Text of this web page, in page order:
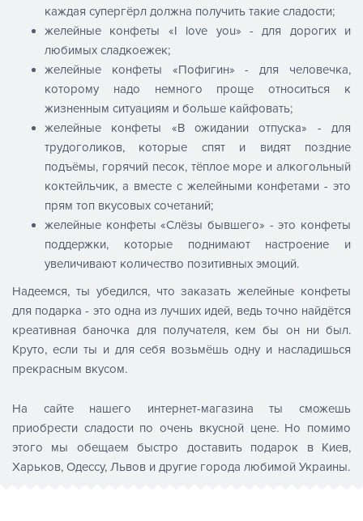
каждая супергёрл должна получить такие сладости;
желейные конфеты «I love you» - для дорогих и
любимых сладкоежек;
желейные конфеты «Пофигин» - для человечка,
которому надо немного проще относиться к
жизненным ситуациям и больше кайфовать;
желейные конфеты «В ожидании отпуска» - для
трудоголиков, которые спят и видят поздние
подъёмы, горячий песок, тёплое море и алкогольный
коктейльчик, а вместе с желейными конфетами - это
прям топ вкусовых сочетаний;
желейные конфеты «Слёзы бывшего» - это конфеты
поддержки, которые поднимают настроение и
увеличивают количество позитивных эмоций.
Надеемся, ты убедился, что заказать желейные конфеты
для подарка - это одна из лучших идей, ведь точно найдётся
креативная баночка для получателя, кем бы он ни был.
Круто, если ты и для себя возьмёшь одну и насладишься
прекрасным вкусом.
На сайте нашего интернет-магазина ты сможешь
приобрести сладости по очень вкусной цене. Но помимо
этого мы обещаем быстро доставить подарок в Киев,
Харьков, Одессу, Львов и другие города любимой Украины.